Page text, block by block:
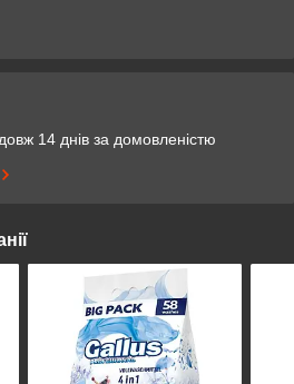
14 днів за домовленістю